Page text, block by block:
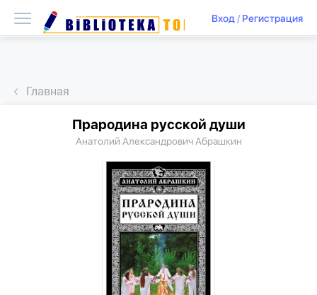
Вход/ Регистрация
Главная
Прародина русской души
Анатолий Александрович Абрашкин